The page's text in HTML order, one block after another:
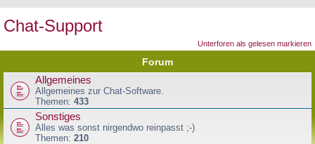
e
Chat-Support
Unterforen als gelesen markieren
Forum
Allgemeines
Allgemeines zur Chat-Software.
Themen: 433
Sonstiges
Alles was sonst nirgendwo reinpasst ;-)
Themen: 210